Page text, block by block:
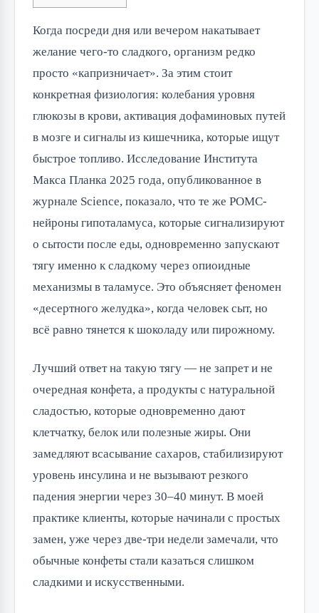
Когда посреди дня или вечером накатывает
желание чего-то сладкого, организм редко
просто «капризничает». За этим стоит
конкретная физиология: колебания уровня
глюкозы в крови, активация дофаминовых путей
в мозге и сигналы из кишечника, которые ищут
быстрое топливо. Исследование Института
Макса Планка 2025 года, опубликованное в
журнале Science, показало, что те же POMC-
нейроны гипоталамуса, которые сигнализируют
о сытости после еды, одновременно запускают
тягу именно к сладкому через опиоидные
механизмы в таламусе. Это объясняет феномен
«десертного желудка», когда человек сыт, но
всё равно тянется к шоколаду или пирожному.
Лучший ответ на такую тягу — не запрет и не
очередная конфета, а продукты с натуральной
сладостью, которые одновременно дают
клетчатку, белок или полезные жиры. Они
замедляют всасывание сахаров, стабилизируют
уровень инсулина и не вызывают резкого
падения энергии через 30–40 минут. В моей
практике клиенты, которые начинали с простых
замен, уже через две-три недели замечали, что
обычные конфеты стали казаться слишком
сладкими и искусственными.